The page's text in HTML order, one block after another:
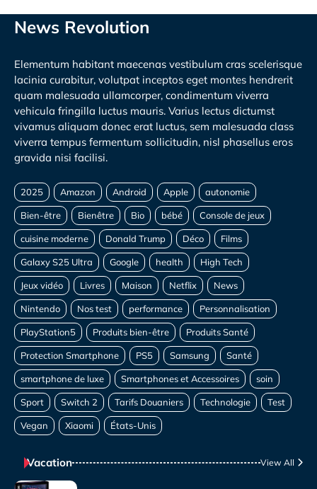
News Revolution
Elementum habitant maecenas vestibulum cras scelerisque
lacinia curabitur, volutpat inceptos eget montes hendrerit
quam malesuada ullamcorper, condimentum viverra
vehicula fringilla luctus mauris. Varius lectus dictumst
vivamus aliquam donec erat luctus, sem malesuada class
viverra tempus fermentum sollicitudin, nisl phasellus eros
gravida nisi facilisi.
Vacation View All